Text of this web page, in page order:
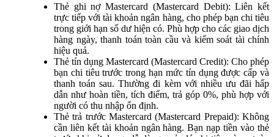
Thẻ ghi nợ Mastercard (Mastercard Debit): Liên kết
trực tiếp với tài khoản ngân hàng, cho phép bạn chi tiêu
trong giới hạn số dư hiện có. Phù hợp cho các giao dịch
hàng ngày, thanh toán toàn cầu và kiểm soát tài chính
hiệu quả.
Thẻ tín dụng Mastercard (Mastercard Credit): Cho phép
bạn chi tiêu trước trong hạn mức tín dụng được cấp và
thanh toán sau. Thường đi kèm với nhiều ưu đãi hấp
dẫn như hoàn tiền, tích điểm, trả góp 0%, phù hợp với
người có thu nhập ổn định.
Thẻ trả trước Mastercard (Mastercard Prepaid): Không
cần liên kết tài khoản ngân hàng. Bạn nạp tiền vào thẻ